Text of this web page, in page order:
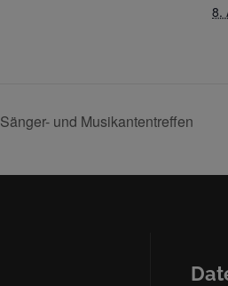
8.
Sänger- und Musikantentreffen